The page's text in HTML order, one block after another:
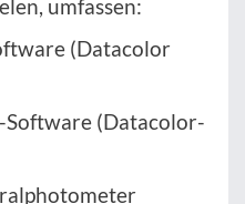
umfassen:
(Datacolor
(Datacolor-